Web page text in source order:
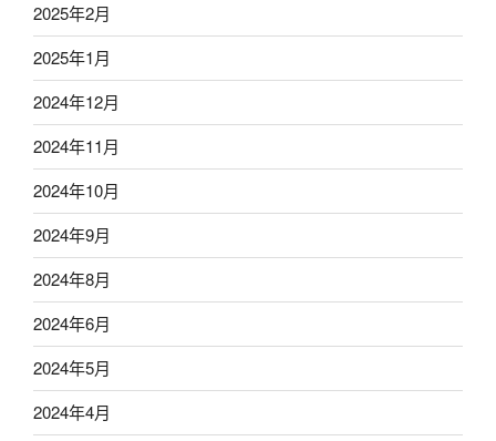
2025年2月
2025年1月
2024年12月
2024年11月
2024年10月
2024年9月
2024年8月
2024年6月
2024年5月
2024年4月